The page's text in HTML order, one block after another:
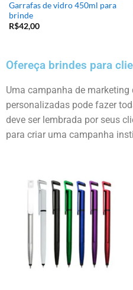
Garrafas de vidro 450ml para
brinde
R$42,00
Ofereça brindes para
Uma campanha de
personalizadas pode fazer
deve ser lembrada por seus
para criar uma campanha